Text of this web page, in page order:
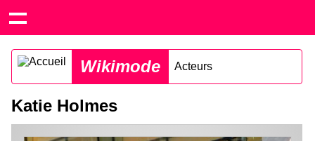
Wikimode Acteurs
Katie Holmes